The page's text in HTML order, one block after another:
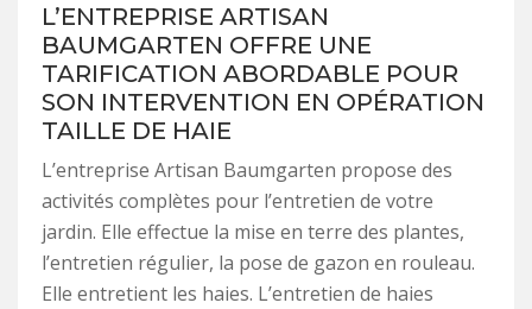
L’ENTREPRISE ARTISAN
BAUMGARTEN OFFRE UNE
TARIFICATION ABORDABLE POUR
SON INTERVENTION EN OPÉRATION
TAILLE DE HAIE
L’entreprise Artisan Baumgarten propose des
activités complètes pour l’entretien de votre
jardin. Elle effectue la mise en terre des plantes,
l’entretien régulier, la pose de gazon en rouleau.
Elle entretient les haies. L’entretien de haies